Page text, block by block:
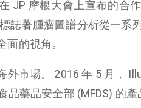
JP 摩根大會上宣布的合
誌著腫瘤圖譜分析從一系
的視角。
市場。 2016 年 5 月，
藥品安全部 (MFDS) 的產